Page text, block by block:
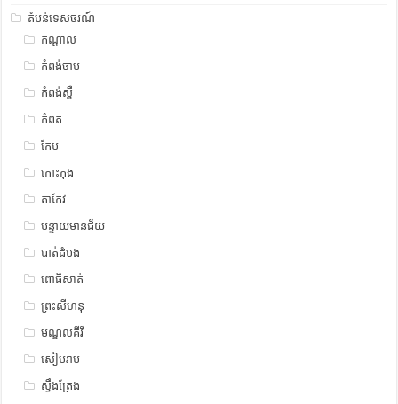
តំបន់ទេសចរណ៍
កណ្តាល
កំពង់ចាម
កំពង់ស្ពឺ
កំពត
កែប
កោះកុង
តាកែវ
បន្ទាយមានជ័យ
បាត់ដំបង
ពោធិសាត់
ព្រះសីហនុ
មណ្ឌលគីរី
សៀមរាប
ស្ទឹង​​ត្រែង